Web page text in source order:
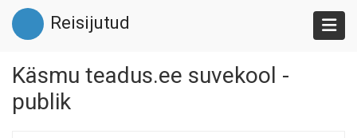
Liigu
edasi
põhisisu
Reisijutud
Käsmu teadus.ee suvekool -
publik